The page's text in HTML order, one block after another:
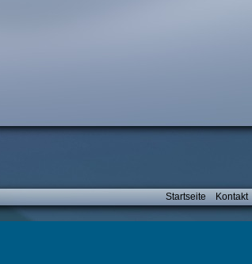
Startseite Kontakt